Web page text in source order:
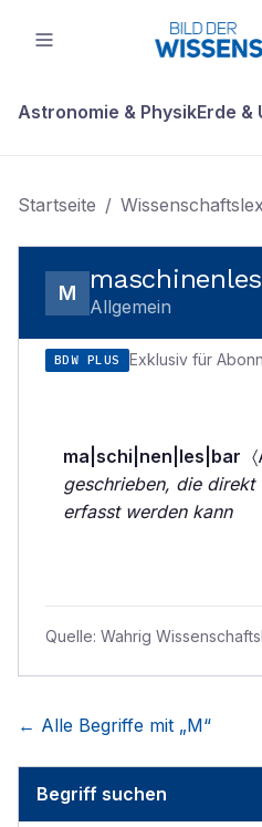
Astronomie & PhysikErde &
Startseite /
M
Allgemein
BDW PLUS Exklusiv für
ma|schi|nen|les|bar
geschrieben, die direkt
erfasst werden kann
Quelle: Wahrig
← Alle Begriffe mit „M“
Begriff suchen